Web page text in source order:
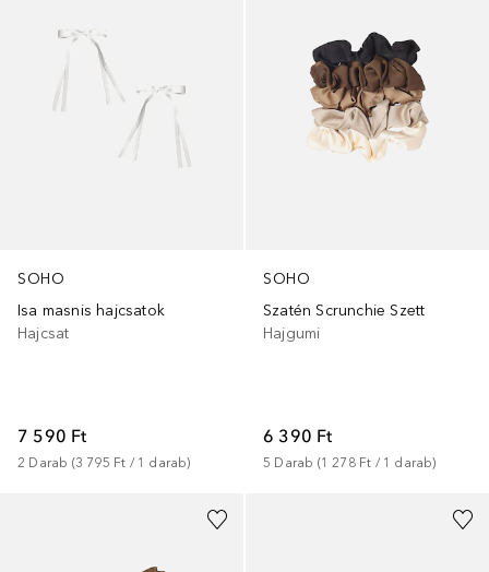
SOHO
Isa masnis hajcsatok
Hajcsat
7 590 Ft
2 Darab (3 795 Ft / 1 darab)
SOHO
Szatén Scrunchie Szett
Hajgumi
6 390 Ft
5 Darab (1 278 Ft / 1 darab)